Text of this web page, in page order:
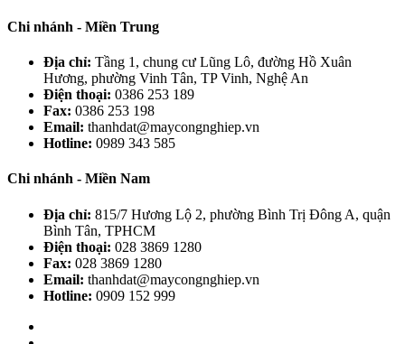
Chi nhánh - Miền Trung
Địa chỉ: Tầng 1, chung cư Lũng Lô, đường Hồ Xuân
Hương, phường Vinh Tân, TP Vinh, Nghệ An
Điện thoại: 0386 253 189
Fax: 0386 253 198
Email: thanhdat@maycongnghiep.vn
Hotline: 0989 343 585
Chi nhánh - Miền Nam
Địa chỉ: 815/7 Hương Lộ 2, phường Bình Trị Đông A, quận
Bình Tân, TPHCM
Điện thoại: 028 3869 1280
Fax: 028 3869 1280
Email: thanhdat@maycongnghiep.vn
Hotline: 0909 152 999